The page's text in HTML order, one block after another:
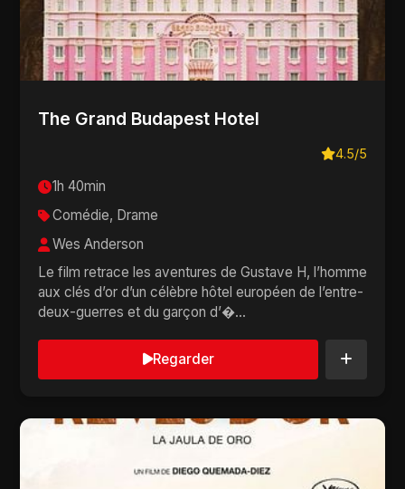
The Grand Budapest Hotel
4.5/5
1h 40min
Comédie, Drame
Wes Anderson
Le film retrace les aventures de Gustave H, l’homme
aux clés d’or d’un célèbre hôtel européen de l’entre-
deux-guerres et du garçon d’�...
Regarder